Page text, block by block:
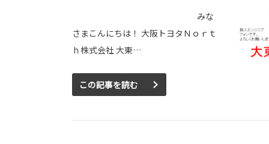
みな
さまこんにちは！ 大阪トヨタＮｏｒｔ
ｈ株式会社 大東…
この記事を読む